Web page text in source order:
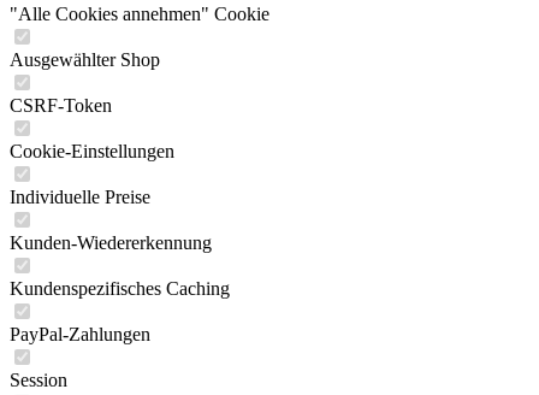
"Alle Cookies annehmen" Cookie
Ausgewählter Shop
CSRF-Token
Cookie-Einstellungen
Individuelle Preise
Kunden-Wiedererkennung
Kundenspezifisches Caching
PayPal-Zahlungen
Session